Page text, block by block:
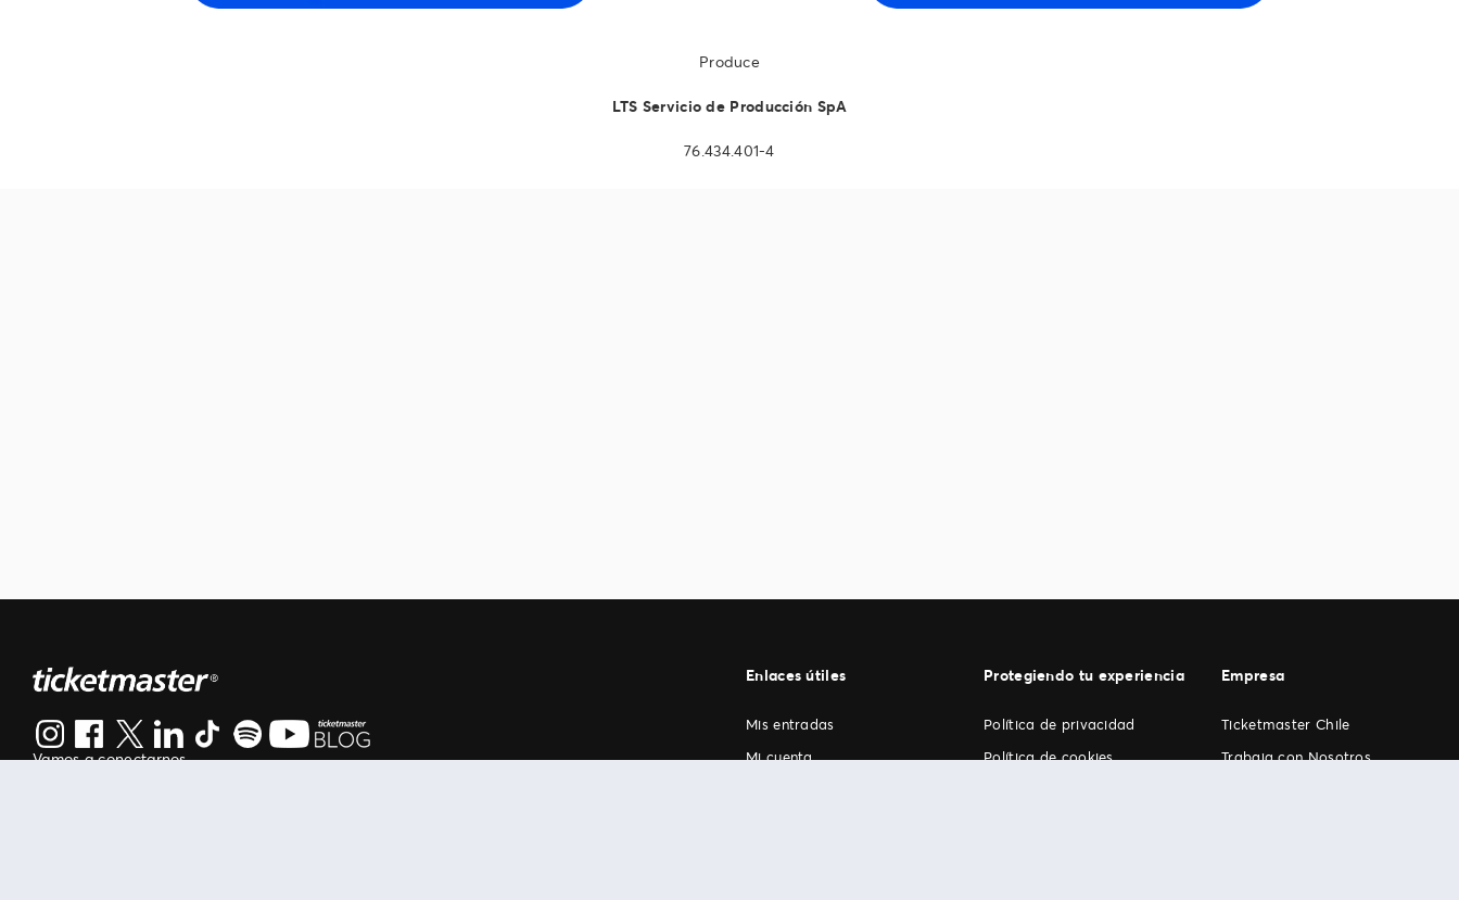
Produce
LTS Servicio de Producción SpA
76.434.401-4
Vamos a conectarnos
Enlaces útiles
Mis entradas
Mi cuenta
Protegiendo tu experiencia
Política de privacidad
Política de cookies
Empresa
Ticketmaster Chile
Trabaja con Nosotros